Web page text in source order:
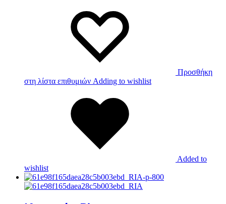
Προσθήκη
στη λίστα επιθυμιών Adding to wishlist
Added to
wishlist